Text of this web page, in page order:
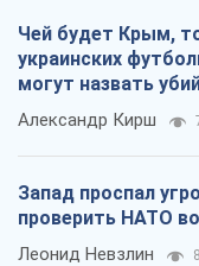
Чей будет Крым,
украинских
могут назвать
Александр Кирш
Запад проспал
проверить НАТО
Леонид Невзлин